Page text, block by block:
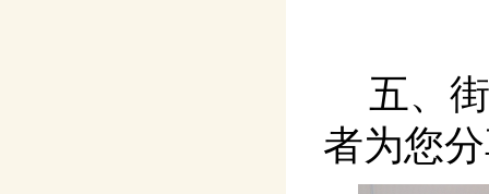
五、
者为您